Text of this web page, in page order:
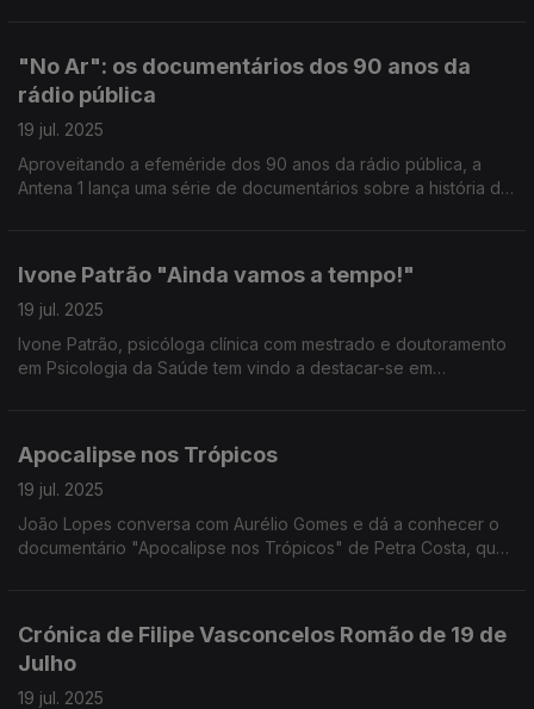
"No Ar": os documentários dos 90 anos da
rádio pública
19 jul. 2025
Aproveitando a efeméride dos 90 anos da rádio pública, a
Antena 1 lança uma série de documentários sobre a história da
Ivone Patrão "Ainda vamos a tempo!"
19 jul. 2025
Ivone Patrão, psicóloga clínica com mestrado e doutoramento
em Psicologia da Saúde tem vindo a destacar-se em
Apocalipse nos Trópicos
19 jul. 2025
João Lopes conversa com Aurélio Gomes e dá a conhecer o
documentário "Apocalipse nos Trópicos" de Petra Costa, que
Crónica de Filipe Vasconcelos Romão de 19 de
Julho
19 jul. 2025